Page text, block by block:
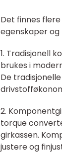
Det finnes
egenskaper
1. Tradisjonell
brukes i
De
2.
torque
girkassen.
justere og